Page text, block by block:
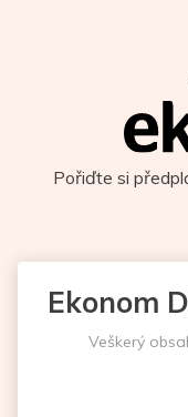
Pořiďte si
Ekonom
Veškerý